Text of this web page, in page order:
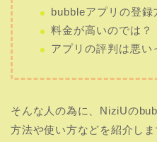
bubbleアプリの登録
料金が高いのでは？
アプリの評判は悪い
そんな人の為に、NiziUの
方法や使い方などを紹介しま